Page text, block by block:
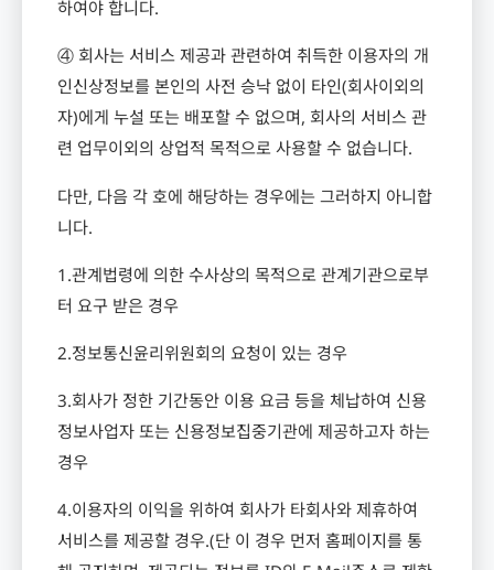
하여야 합니다.
④ 회사는 서비스 제공과 관련하여 취득한 이용자의 개
인신상정보를 본인의 사전 승낙 없이 타인(회사이외의
자)에게 누설 또는 배포할 수 없으며, 회사의 서비스 관
련 업무이외의 상업적 목적으로 사용할 수 없습니다.
다만, 다음 각 호에 해당하는 경우에는 그러하지 아니합
니다.
1.관계법령에 의한 수사상의 목적으로 관계기관으로부
터 요구 받은 경우
2.정보통신윤리위원회의 요청이 있는 경우
3.회사가 정한 기간동안 이용 요금 등을 체납하여 신용
정보사업자 또는 신용정보집중기관에 제공하고자 하는
경우
4.이용자의 이익을 위하여 회사가 타회사와 제휴하여
서비스를 제공할 경우.(단 이 경우 먼저 홈페이지를 통